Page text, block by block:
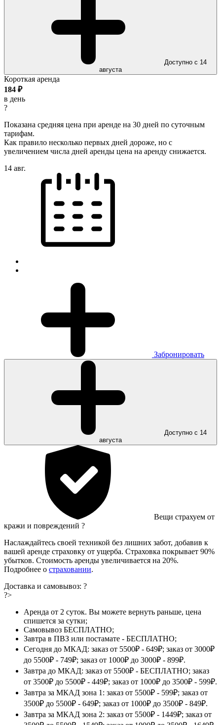
Доступно с 14
августа
Короткая аренда
184 ₽
в день
?
Показана средняя цена при аренде на 30 дней по суточным
тарифам.
Как правило несколько первых дней дороже, но с
увеличением числа дней аренды цена на аренду снижается.
14 авг.
Забронировать
Доступно с 14
августа
Вещи страхуем от
кражи и повреждений ?
Наслаждайтесь своей техникой без лишних забот, добавив к
вашей аренде страховку от ущерба. Страховка покрывает 90%
убытков. Стоимость аренды увеличивается на 20%.
Подробнее о страховании.
Доставка и самовывоз: ?
?>
Аренда от 2 суток. Вы можете вернуть раньше, цена
спишется за сутки;
Самовывоз БЕСПЛАТНО;
Завтра в ПВЗ или постамате - БЕСПЛАТНО;
Сегодня до МКАД: заказ от 5500₽ - 649₽; заказ от 3000₽
до 5500₽ - 749₽; заказ от 1000₽ до 3000₽ - 899₽.
Завтра до МКАД: заказ от 5500₽ - БЕСПЛАТНО; заказ
от 3500₽ до 5500₽ - 449₽; заказ от 1000₽ до 3500₽ - 599₽.
Завтра за МКАД зона 1: заказ от 5500₽ - 599₽; заказ от
3500₽ до 5500₽ - 649₽; заказ от 1000₽ до 3500₽ - 849₽.
Завтра за МКАД зона 2: заказ от 5500₽ - 1449₽; заказ от